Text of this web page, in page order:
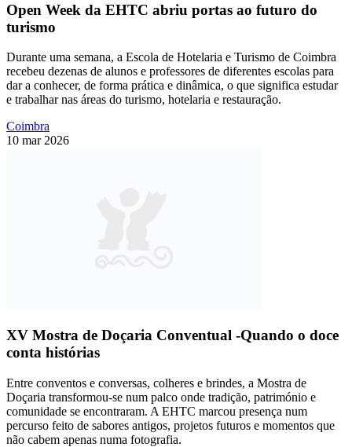
Open Week da EHTC abriu portas ao futuro do
turismo
Durante uma semana, a Escola de Hotelaria e Turismo de Coimbra
recebeu dezenas de alunos e professores de diferentes escolas para
dar a conhecer, de forma prática e dinâmica, o que significa estudar
e trabalhar nas áreas do turismo, hotelaria e restauração.
Coimbra
10 mar 2026
XV Mostra de Doçaria Conventual -Quando o doce
conta histórias
Entre conventos e conversas, colheres e brindes, a Mostra de
Doçaria transformou-se num palco onde tradição, património e
comunidade se encontraram. A EHTC marcou presença num
percurso feito de sabores antigos, projetos futuros e momentos que
não cabem apenas numa fotografia.